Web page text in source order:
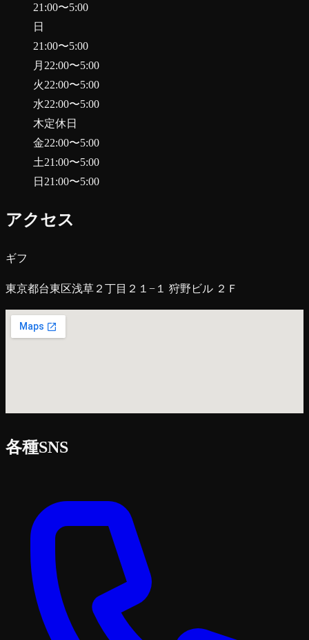
21:00〜5:00
日
21:00〜5:00
月 22:00〜5:00
火22:00〜5:00
水22:00〜5:00
木定休日
金22:00〜5:00
土21:00〜5:00
日 21:00〜5:00
アクセス
ギフ
東京都台東区浅草２丁目２１−１ 狩野ビル ２Ｆ
各種SNS